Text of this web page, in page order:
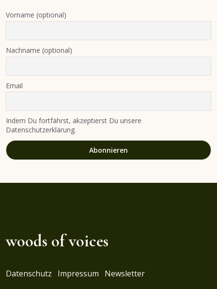
Vorname (optional)
Nachname (optional)
Email
Indem Du fortfährst, akzeptierst Du unsere
Datenschutzerklärung.
woods of voices
Datenschutz Impressum Newsletter